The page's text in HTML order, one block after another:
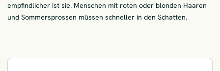
empfindlicher ist sie. Menschen mit roten oder blonden Haaren
und Sommersprossen müssen schneller in den Schatten.